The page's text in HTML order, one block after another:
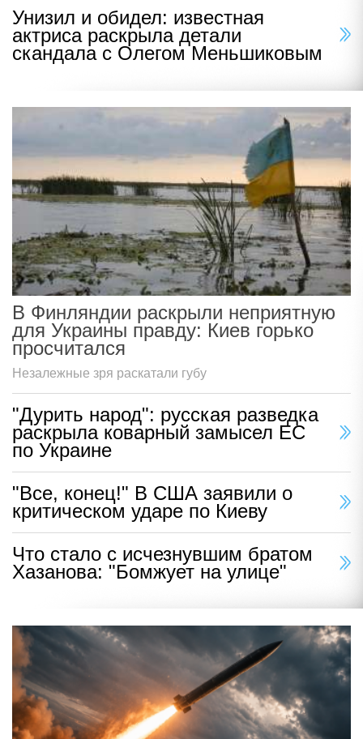
Унизил и обидел: известная
актриса раскрыла детали
скандала с Олегом Меньшиковым
В Финляндии раскрыли неприятную
для Украины правду: Киев горько
просчитался
Незалежные зря раскатали губу
"Дурить народ": русская разведка
раскрыла коварный замысел ЕС
по Украине
"Все, конец!" В США заявили о
критическом ударе по Киеву
Что стало с исчезнувшим братом
Хазанова: "Бомжует на улице"